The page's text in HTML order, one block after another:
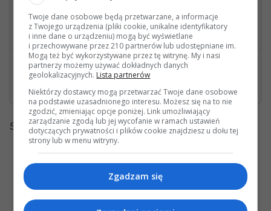
Regulator wysokiego ciśnienia paliwa
Ostatnia wiadomość: 06 Października 2021, 22:29 26s wysłana przez W212
wysłana przez Dar9 0 46618
Strony:
Twoje dane osobowe będą przetwarzane, a informacje
z Twojego urządzenia (pliki cookie, unikalne identyfikatory
i inne dane o urządzeniu) mogą być wyświetlane
i przechowywane przez 210 partnerów lub udostępniane im.
Mogą też być wykorzystywane przez tę witrynę. My i nasi
partnerzy możemy używać dokładnych danych
geolokalizacyjnych. Lista partnerów
Niektórzy dostawcy mogą przetwarzać Twoje dane osobowe
na podstawie uzasadnionego interesu. Możesz się na to nie
zgodzić, zmieniając opcje poniżej. Link umożliwiający
zarządzanie zgodą lub jej wycofanie w ramach ustawień
dotyczących prywatności i plików cookie znajdziesz u dołu tej
strony lub w menu witryny.
Zgadzam się